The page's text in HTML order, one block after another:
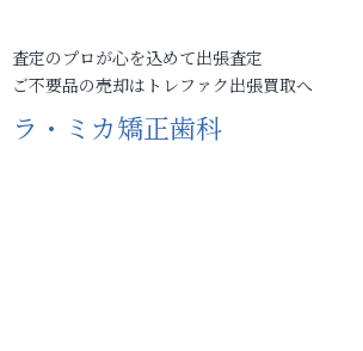
査定のプロが心を込めて出張査定
ご不要品の売却はトレファク出張買取へ
ラ・ミカ矯正歯科